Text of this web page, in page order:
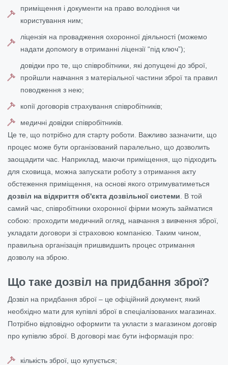
приміщення і документи на право володіння чи
користування ним;
ліцензія на провадження охоронної діяльності (можемо
надати допомогу в отриманні ліцензії “під ключ”);
довідки про те, що співробітники, які допущені до зброї,
пройшли навчання з матеріальної частини зброї та правил
поводження з нею;
копії договорів страхування співробітників;
медичні довідки співробітників.
Це те, що потрібно для старту роботи. Важливо зазначити, що
процес може бути організований паралельно, що дозволить
заощадити час. Наприклад, маючи приміщення, що підходить
для сховища, можна запускати роботу з отримання акту
обстеження приміщення, на основі якого отримуватиметься
дозвіл на відкриття об'єкта дозвільної системи . В той
самий час, співробітники охоронної фірми можуть займатися
собою: проходити медичний огляд, навчання з вивчення зброї,
укладати договори зі страховою компанією. Таким чином,
правильна організація пришвидшить процес отримання
дозволу на зброю.
Що таке дозвіл на придбання зброї?
Дозвіл на придбання зброї – це офіційний документ, який
необхідно мати для купівлі зброї в спеціалізованих магазинах.
Потрібно відповідно оформити та укласти з магазином договір
про купівлю зброї. В договорі має бути інформація про:
кількість зброї, що купується;